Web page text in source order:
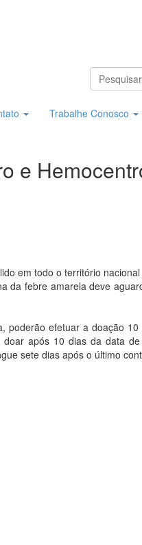
Trabalhe Conosco
e
em todo o território
da febre amarela deve
poderão efetuar a doação
doar após 10 dias da data
sete dias após o último